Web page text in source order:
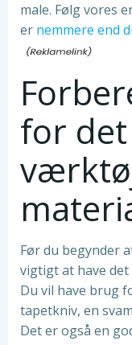
male. Følg vores
er nemmere end
for
Før du begynder
vigtigt at have
Du vil have brug
tapetkniv, en
Det er også en